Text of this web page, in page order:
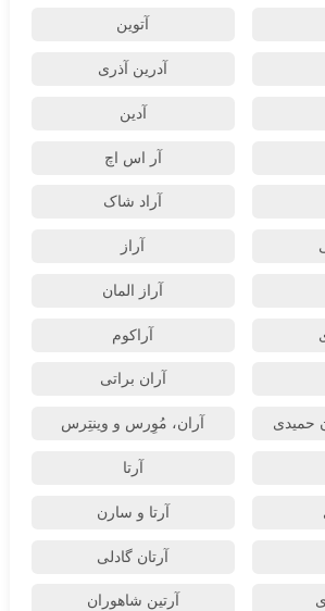
آتوین
آدرین آذری
آدین
آر اس اچ
آراد شاک
آراز
آراز المان
آراکوم
آران براتی
حمیدی آران، مُوِرس و وینتِرس
آرتا
آرتا و سارن
آرتان گادلی
آرتين شاهوران